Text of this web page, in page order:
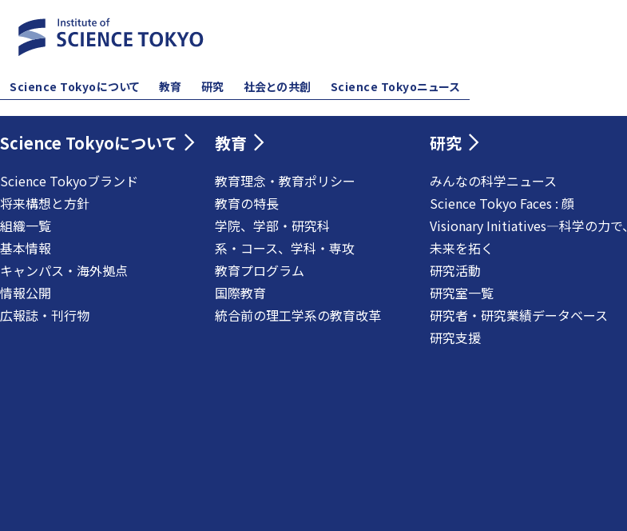
Science Tokyoについて 教育 研究 社会との共創 Science Tokyoニュース
Science Tokyoについて
Science Tokyoブランド
将来構想と方針
組織一覧
基本情報
キャンパス・海外拠点
情報公開
広報誌・刊行物
教育
教育理念・教育ポリシー
教育の特長
学院、学部・研究科
系・コース、学科・専攻
教育プログラム
国際教育
統合前の理工学系の教育改革
研究
みんなの科学ニュース
Science Tokyo Faces : 顔
Visionary Initiatives―科学の力で、
未来を拓く
研究活動
研究室一覧
研究者・研究業績データベース
研究支援